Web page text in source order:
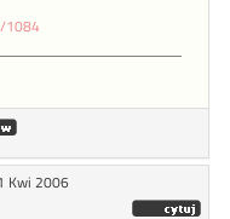
1084
Kwi 2006